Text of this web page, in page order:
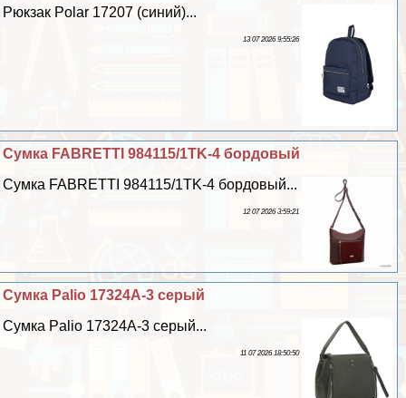
Рюкзак Polar 17207 (синий)...
13 07 2026 9:55:26
Сумка FABRETTI 984115/1TK-4 бордовый
Сумка FABRETTI 984115/1TK-4 бордовый...
12 07 2026 3:59:21
Сумка Palio 17324A-3 серый
Сумка Palio 17324A-3 серый...
11 07 2026 18:50:50